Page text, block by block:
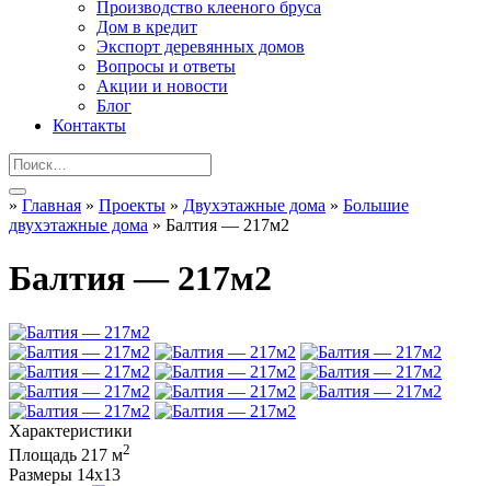
Производство клееного бруса
Дом в кредит
Экспорт деревянных домов
Вопросы и ответы
Акции и новости
Блог
Контакты
» Главная » Проекты » Двухэтажные дома » Большие
двухэтажные дома » Балтия — 217м2
Балтия — 217м2
Характеристики
Площадь 217 м2
Размеры 14х13